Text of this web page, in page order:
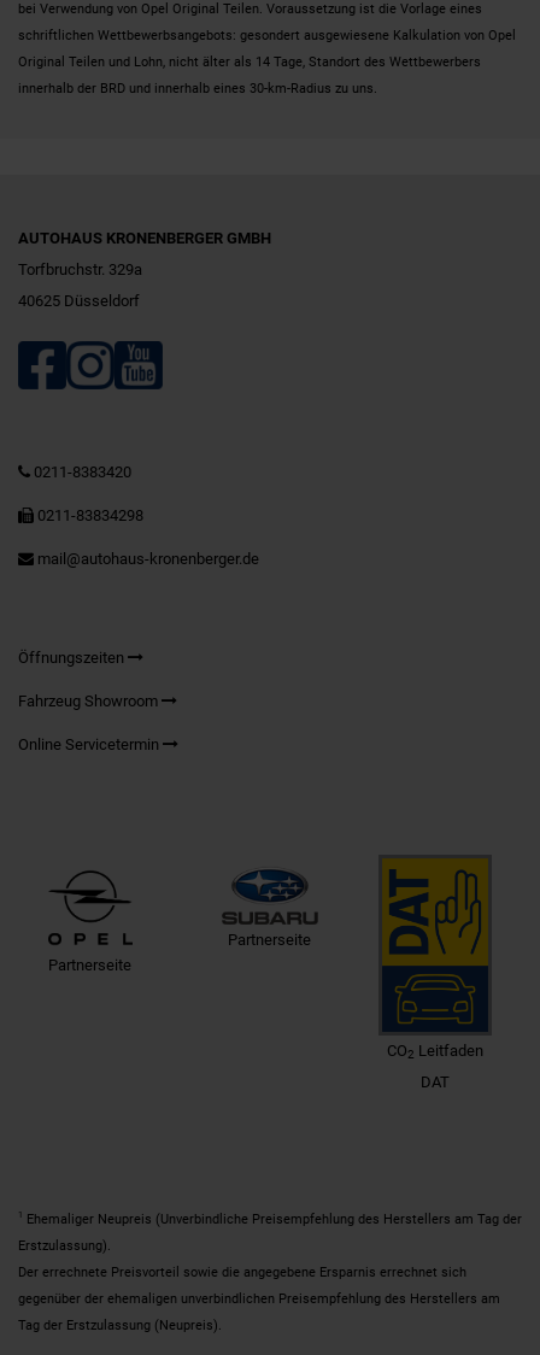
bei Verwendung von Opel Original Teilen. Voraussetzung ist die Vorlage eines
schriftlichen Wettbewerbsangebots: gesondert ausgewiesene Kalkulation von Opel
Original Teilen und Lohn, nicht älter als 14 Tage, Standort des Wettbewerbers
innerhalb der BRD und innerhalb eines 30-km-Radius zu uns.
AUTOHAUS KRONENBERGER GMBH
Torfbruchstr. 329a
40625 Düsseldorf
0211-8383420
0211-83834298
mail@autohaus-kronenberger.de
Öffnungszeiten
Fahrzeug Showroom
Online Servicetermin
Partnerseite
Partnerseite
CO2 Leitfaden
DAT
1 Ehemaliger Neupreis (Unverbindliche Preisempfehlung des Herstellers am Tag der
Erstzulassung).
Der errechnete Preisvorteil sowie die angegebene Ersparnis errechnet sich
gegenüber der ehemaligen unverbindlichen Preisempfehlung des Herstellers am
Tag der Erstzulassung (Neupreis).